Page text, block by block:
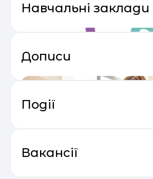
Навчальні заклади
Дописи
Події
“Святковий Email Boost”
Вакансії